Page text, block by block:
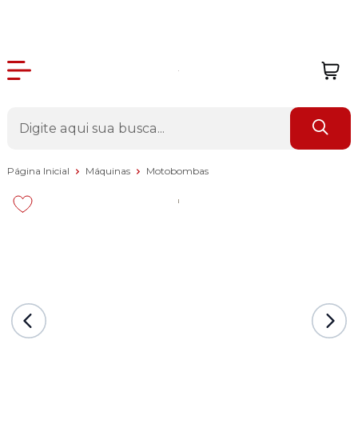
Página Inicial Máquinas Motobombas